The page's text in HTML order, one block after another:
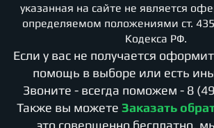
указанная на сайте не является
определяемом положениями ст.
Кодекса РФ.
Если у вас не получается
помощь в выборе или есть
Звоните - всегда поможем - 8
Также вы можете Заказать
это совершенно бесплатно,